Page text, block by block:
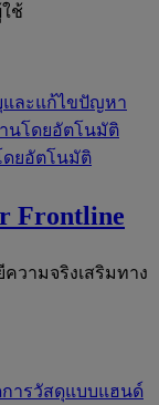
ช้
และแก้ไขปัญหา
นโดยอัตโนมัติ
ดยอัตโนมัติ
Frontline
วามจริงเสริมทาง
การวัสดุแบบแฮนด์